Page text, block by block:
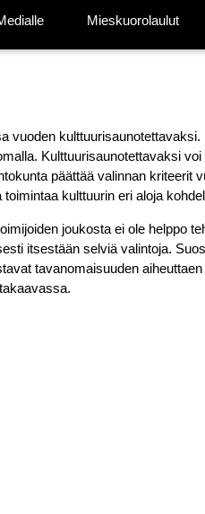
Mieskuorolaulut
vuoden
Kulttuurisaunotettavaksi
päättää valinnan kriteerit
kulttuurin eri aloja
joukosta ei ole helppo
itsestään selviä valintoja.
tavanomaisuuden